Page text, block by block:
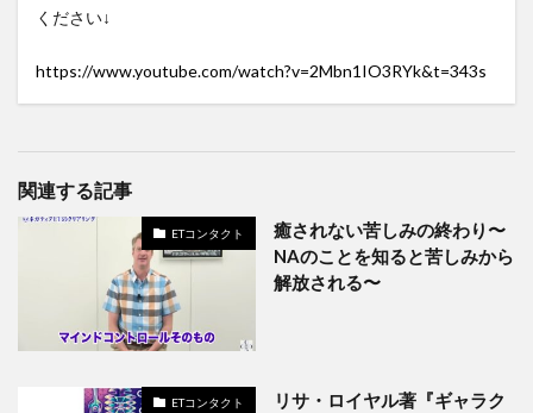
ください↓
https://www.youtube.com/watch?v=2Mbn1IO3RYk&t=343s
関連する記事
ETコンタクト
癒されない苦しみの終わり〜
NAのことを知ると苦しみから
解放される〜
ETコンタクト
リサ・ロイヤル著『ギャラク